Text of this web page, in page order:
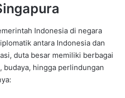
Indonesia di negara
antara Indonesia dan
duta besar memiliki berbagai
hingga perlindungan